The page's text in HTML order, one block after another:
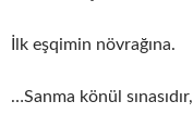
İlk eşqimin növrağına.
…Sanma könül sınasıdır,